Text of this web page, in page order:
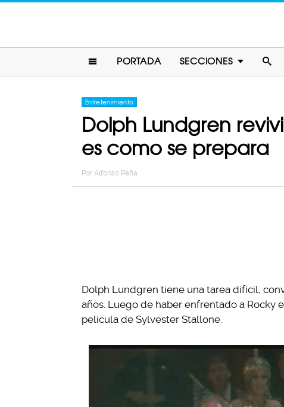
PORTADA SECCIONES
Entretenimiento
Dolph Lundgren
es como se prepara
Por Alfonso Peña
Dolph Lundgren tiene una tarea difícil,
años. Luego de haber enfrentado a Rocky
película de Sylvester Stallone.